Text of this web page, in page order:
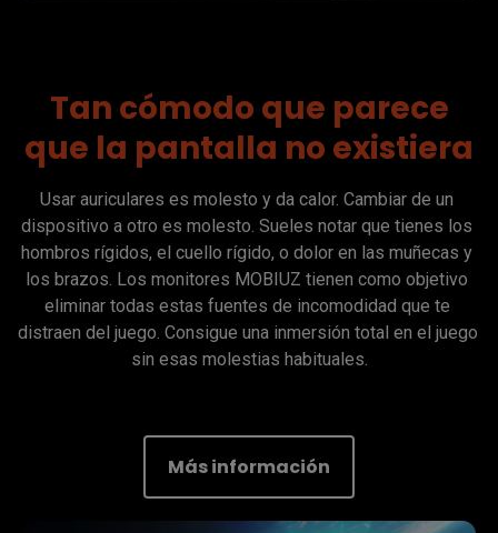
Tan cómodo que parece
que la pantalla no existiera
Usar auriculares es molesto y da calor. Cambiar de un
dispositivo a otro es molesto. Sueles notar que tienes los
hombros rígidos, el cuello rígido, o dolor en las muñecas y
los brazos. Los monitores MOBIUZ tienen como objetivo
eliminar todas estas fuentes de incomodidad que te
distraen del juego. Consigue una inmersión total en el juego
sin esas molestias habituales.
Más información